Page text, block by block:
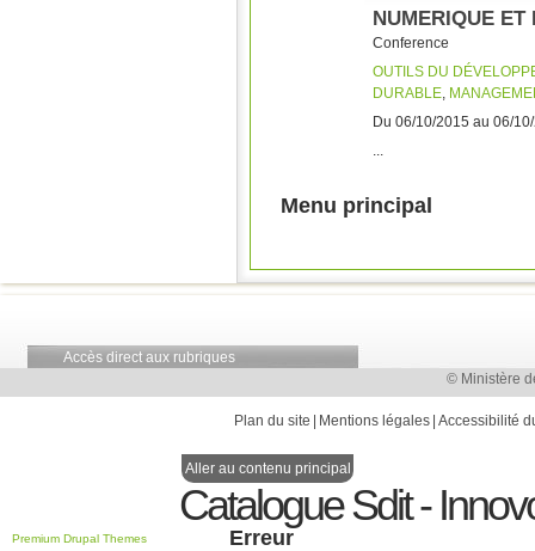
NUMERIQUE ET
Conference
OUTILS DU
DURABLE,
Du 06/10/2015 au 06/
...
Menu principal
Accès direct aux rubriques
© Ministère
Plan du site Mentions légales Accessibilité
Aller au contenu principal
Catalogue Sdit -
Erreur
Premium Drupal Themes